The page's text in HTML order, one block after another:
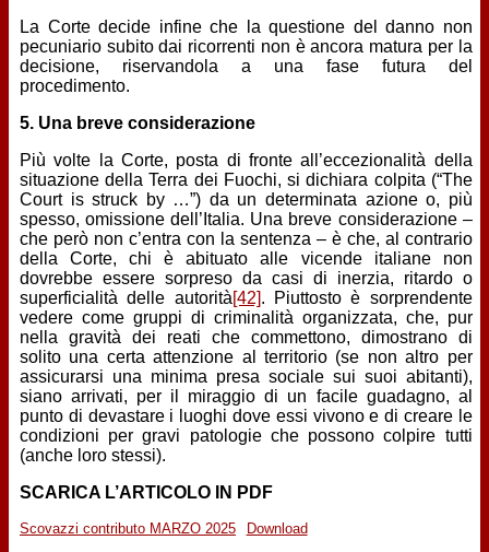
La Corte decide infine che la questione del danno non
pecuniario subito dai ricorrenti non è ancora matura per la
decisione, riservandola a una fase futura del
procedimento.
5. Una breve considerazione
Più volte la Corte, posta di fronte all’eccezionalità della
situazione della Terra dei Fuochi, si dichiara colpita (“The
Court is struck by …”) da un determinata azione o, più
spesso, omissione dell’Italia. Una breve considerazione –
che però non c’entra con la sentenza – è che, al contrario
della Corte, chi è abituato alle vicende italiane non
dovrebbe essere sorpreso da casi di inerzia, ritardo o
superficialità delle autorità[42]. Piuttosto è sorprendente
vedere come gruppi di criminalità organizzata, che, pur
nella gravità dei reati che commettono, dimostrano di
solito una certa attenzione al territorio (se non altro per
assicurarsi una minima presa sociale sui suoi abitanti),
siano arrivati, per il miraggio di un facile guadagno, al
punto di devastare i luoghi dove essi vivono e di creare le
condizioni per gravi patologie che possono colpire tutti
(anche loro stessi).
SCARICA L’ARTICOLO IN PDF
Scovazzi contributo MARZO 2025 Download